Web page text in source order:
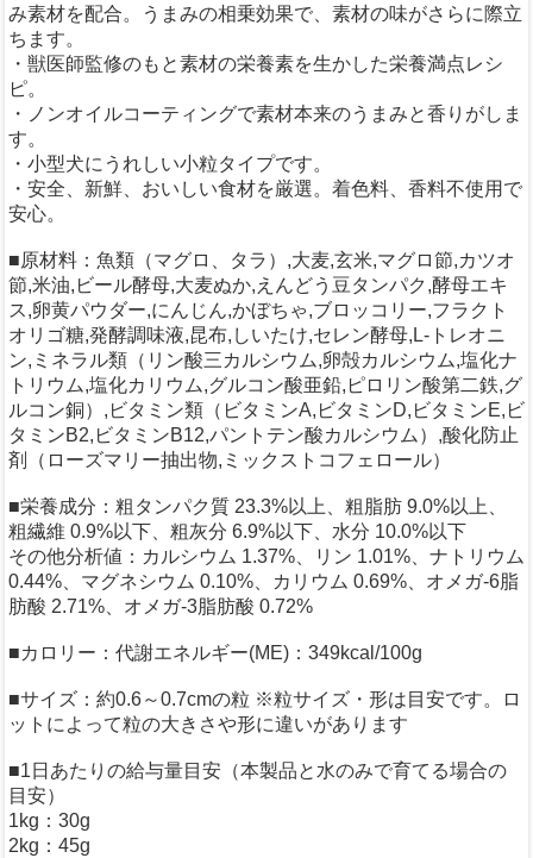
み素材を配合。うまみの相乗効果で、素材の味がさらに際立
ちます。
・獣医師監修のもと素材の栄養素を生かした栄養満点レシ
ピ。
・ノンオイルコーティングで素材本来のうまみと香りがしま
す。
・小型犬にうれしい小粒タイプです。
・安全、新鮮、おいしい食材を厳選。着色料、香料不使用で
安心。
■原材料：魚類（マグロ、タラ）,大麦,玄米,マグロ節,カツオ
節,米油,ビール酵母,大麦ぬか,えんどう豆タンパク,酵母エキ
ス,卵黄パウダー,にんじん,かぼちゃ,ブロッコリー,フラクト
オリゴ糖,発酵調味液,昆布,しいたけ,セレン酵母,L-トレオニ
ン,ミネラル類（リン酸三カルシウム,卵殻カルシウム,塩化ナ
トリウム,塩化カリウム,グルコン酸亜鉛,ピロリン酸第二鉄,グ
ルコン銅）,ビタミン類（ビタミンA,ビタミンD,ビタミンE,ビ
タミンB2,ビタミンB12,パントテン酸カルシウム）,酸化防止
剤（ローズマリー抽出物,ミックストコフェロール）
■栄養成分：粗タンパク質 23.3%以上、粗脂肪 9.0%以上、
粗繊維 0.9%以下、粗灰分 6.9%以下、水分 10.0%以下
その他分析値：カルシウム 1.37%、リン 1.01%、ナトリウム
0.44%、マグネシウム 0.10%、カリウム 0.69%、オメガ-6脂
肪酸 2.71%、オメガ-3脂肪酸 0.72%
■カロリー：代謝エネルギー(ME)：349kcal/100g
■サイズ：約0.6～0.7cmの粒 ※粒サイズ・形は目安です。ロ
ットによって粒の大きさや形に違いがあります
■1日あたりの給与量目安（本製品と水のみで育てる場合の
目安）
1kg：30g
2kg：45g